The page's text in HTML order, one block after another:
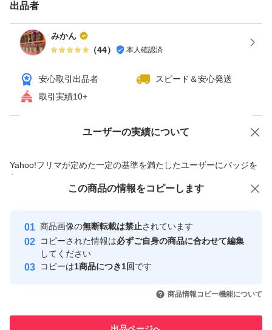
出品者
みかん
（44） 本人確認済
安心取引出品者
スピード＆安心発送
取引実績10+
ユーザーの実績について
Yahoo!フリマが定めた一定の基準を満たしたユーザーにバッジを
付与しています
安心取引出品者
心・安全なユーザーです
取引実績
引を完了させた実績があります
価格の相談 商品への質問
この商品の情報をコピーします
商品画像の無断転載は禁止されています
コピーされた情報は必ずご自身の商品に合わせて編集
してください
コピーは1商品につき1回です
商品情報コピー機能について
この商品をみている人にオススメ